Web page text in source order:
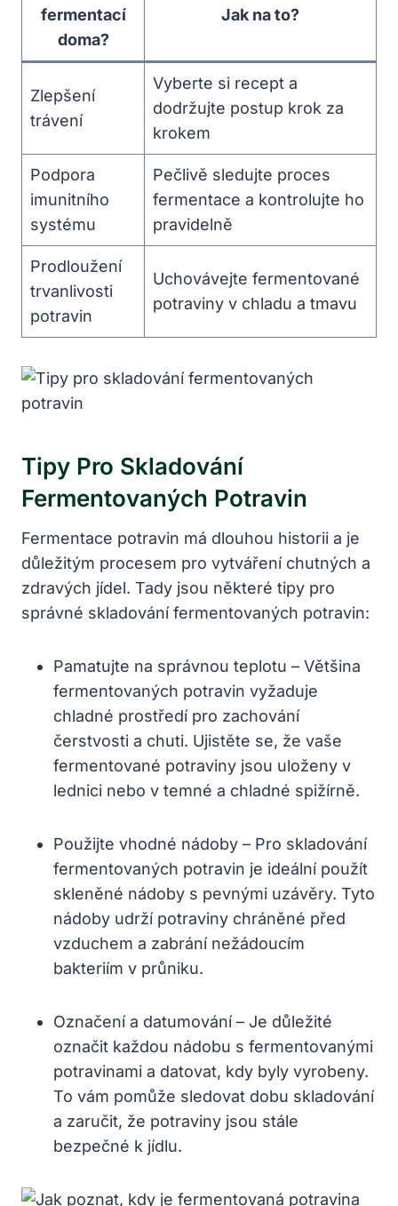
fermentací
doma?
Jak na to?
Zlepšení
trávení
Vyberte si recept a
dodržujte postup krok za
krokem
Podpora
imunitního
systému
Pečlivě sledujte proces
fermentace a kontrolujte ho
pravidelně
Prodloužení
trvanlivosti
potravin
Uchovávejte fermentované
potraviny v chladu a tmavu
Tipy Pro Skladování
Fermentovaných Potravin
Fermentace potravin má dlouhou historii a je
důležitým procesem pro vytváření chutných a
zdravých jídel. Tady jsou některé tipy pro
správné skladování fermentovaných potravin:
Pamatujte na správnou teplotu – Většina
fermentovaných potravin vyžaduje
chladné prostředí pro zachování
čerstvosti a chuti. Ujistěte se, že vaše
fermentované potraviny jsou uloženy v
lednici nebo v temné a chladné spižírně.
Použijte vhodné nádoby – Pro skladování
fermentovaných potravin je ideální použít
skleněné nádoby s pevnými uzávěry. Tyto
nádoby udrží potraviny chráněné před
vzduchem a zabrání nežádoucím
bakteriím v průniku.
Označení a datumování – Je důležité
označit každou nádobu s fermentovanými
potravinami a datovat, kdy byly vyrobeny.
To vám pomůže sledovat dobu skladování
a zaručit, že potraviny jsou stále
bezpečné k jídlu.